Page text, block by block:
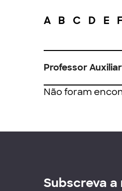
A B C D E F
Professor
Não foram
Subscreva